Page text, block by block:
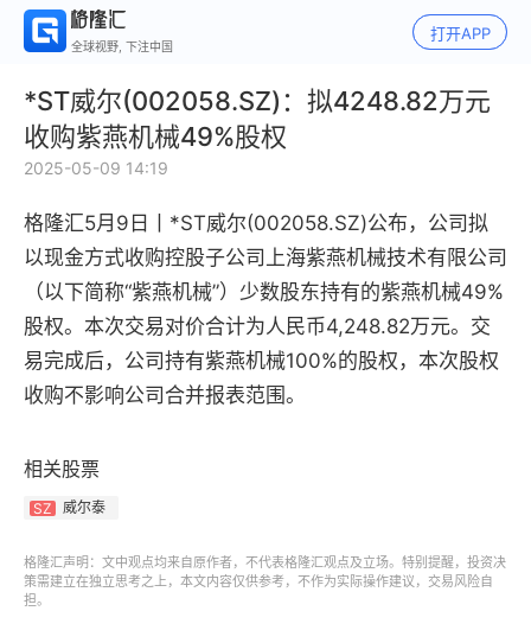
全球视野, 下注中国
打开APP
*ST威尔(002058.SZ)：拟4248.82万元
收购紫燕机械49%股权
2025-05-09 14:19
格隆汇5月9日丨*ST威尔(002058.SZ)公布，公司拟
以现金方式收购控股子公司上海紫燕机械技术有限公司
（以下简称“紫燕机械”）少数股东持有的紫燕机械49%
股权。本次交易对价合计为人民币4,248.82万元。交
易完成后，公司持有紫燕机械100%的股权，本次股权
收购不影响公司合并报表范围。
相关股票
SZ 威尔泰
格隆汇声明：文中观点均来自原作者，不代表格隆汇观点及立场。特别提醒，投资决
策需建立在独立思考之上，本文内容仅供参考，不作为实际操作建议，交易风险自
担。